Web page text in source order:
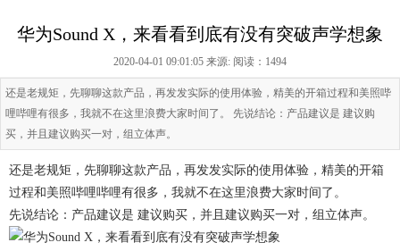
华为Sound X，来看看到底有没有突破声学想象
2020-04-01 09:01:05 来源: 阅读：1494
还是老规矩，先聊聊这款产品，再发发实际的使用体验，精美的开箱过程和美照哔
哩哔哩有很多，我就不在这里浪费大家时间了。 先说结论：产品建议是 建议购
买，并且建议购买一对，组立体声。
还是老规矩，先聊聊这款产品，再发发实际的使用体验，精美的开箱
过程和美照哔哩哔哩有很多，我就不在这里浪费大家时间了。
先说结论：产品建议是 建议购买，并且建议购买一对，组立体声。